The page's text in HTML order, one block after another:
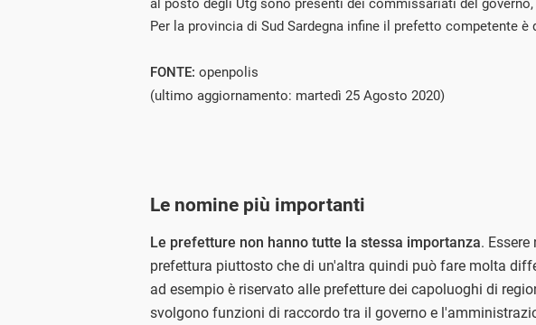
al posto degli Utg sono presenti dei commissariati del
Per la provincia di Sud Sardegna infine il prefetto competente è
FONTE: openpolis
(ultimo aggiornamento: martedì 25 Agosto 2020)
Le nomine più importanti
Le prefetture non hanno tutte la stessa importanza.
prefettura piuttosto che di un'altra quindi può fare molta
ad esempio è riservato alle prefetture dei capoluoghi di
svolgono funzioni di raccordo tra il governo e